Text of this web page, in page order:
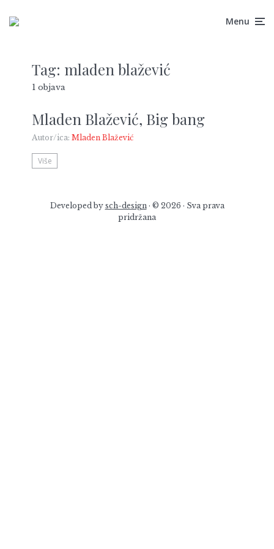
Menu
Tag: mladen blažević
1 objava
Mladen Blažević, Big bang
Autor/ica: Mladen Blažević
Više
Developed by sch-design· © 2026 · Sva prava
pridržana